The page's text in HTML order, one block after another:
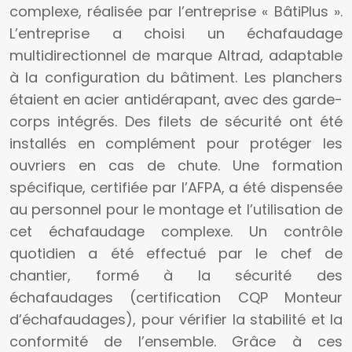
complexe, réalisée par l’entreprise « BâtiPlus ».
L’entreprise a choisi un échafaudage
multidirectionnel de marque Altrad, adaptable
à la configuration du bâtiment. Les planchers
étaient en acier antidérapant, avec des garde-
corps intégrés. Des filets de sécurité ont été
installés en complément pour protéger les
ouvriers en cas de chute. Une formation
spécifique, certifiée par l’AFPA, a été dispensée
au personnel pour le montage et l’utilisation de
cet échafaudage complexe. Un contrôle
quotidien a été effectué par le chef de
chantier, formé à la sécurité des
échafaudages (certification CQP Monteur
d’échafaudages), pour vérifier la stabilité et la
conformité de l’ensemble. Grâce à ces